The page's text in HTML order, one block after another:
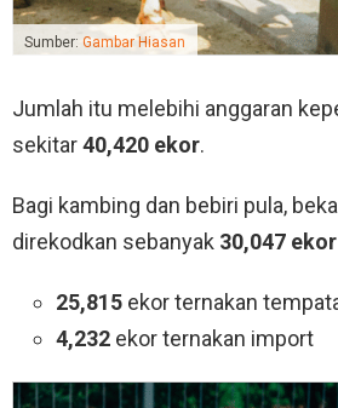
Sumber: Gambar Hiasan
Jumlah itu melebihi anggaran
sekitar40,420 ekor.
Bagi kambing dan bebiri pula,
direkodkan sebanyak 30,047 ekor
25,815 ekor ternakan
4,232 ekor ternakan import